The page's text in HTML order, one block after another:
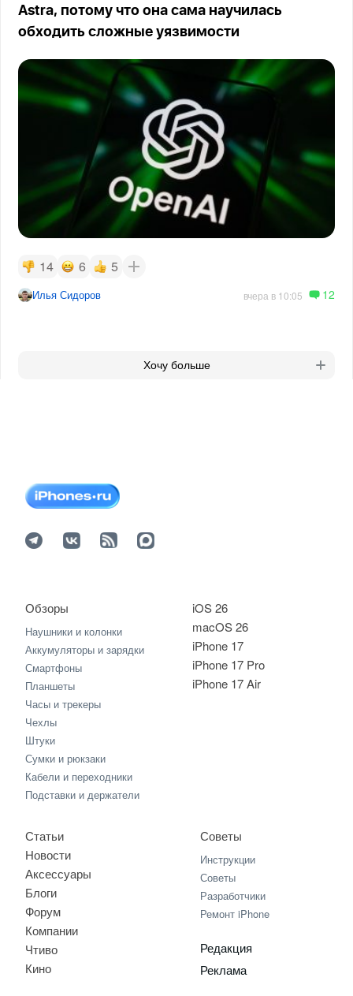
Astra, потому что она сама научилась
обходить сложные уязвимости
14 6 5
Илья Сидоров вчера в 10:05 12
Хочу больше
iOS 26
macOS 26
iPhone 17
iPhone 17 Pro
iPhone 17 Air
Обзоры
Наушники и колонки
Аккумуляторы и зарядки
Смартфоны
Планшеты
Часы и трекеры
Чехлы
Штуки
Сумки и рюкзаки
Кабели и переходники
Подставки и держатели
Статьи
Новости
Аксессуары
Блоги
Форум
Компании
Чтиво
Кино
Советы
Инструкции
Советы
Разработчики
Ремонт iPhone
Редакция
Реклама